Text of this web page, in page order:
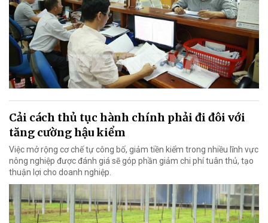
Cải cách thủ tục hành chính phải đi đôi với
tăng cường hậu kiểm
Việc mở rộng cơ chế tự công bố, giảm tiền kiểm trong nhiều lĩnh vực
nông nghiệp được đánh giá sẽ góp phần giảm chi phí tuân thủ, tạo
thuận lợi cho doanh nghiệp.